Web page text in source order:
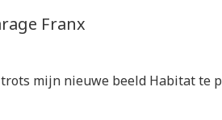
Franx
mijn nieuwe beeld Habitat te